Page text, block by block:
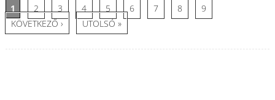
Oldalak
1 2 3 4 5 6 7 8
9
KÖVETKEZŐ ›
UTOLSÓ »